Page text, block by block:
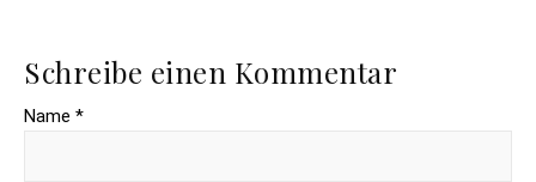
Schreibe einen Kommentar
Name *